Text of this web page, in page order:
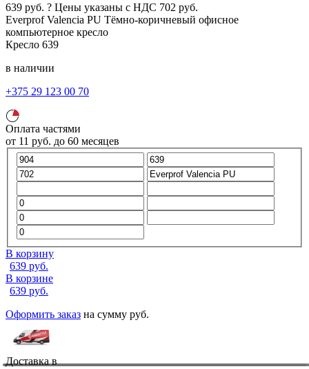
639 руб. ? Цены указаны с НДС 702 руб.
Everprof Valencia PU Тёмно-коричневый офисное
компьютерное кресло
Кресло 639
в наличии
+375 29 123 00 70
Оплата частями
от 11 руб. до 60 месяцев
В корзину
639 руб.
В корзине
639 руб.
Оформить заказ на сумму руб.
Доставка в